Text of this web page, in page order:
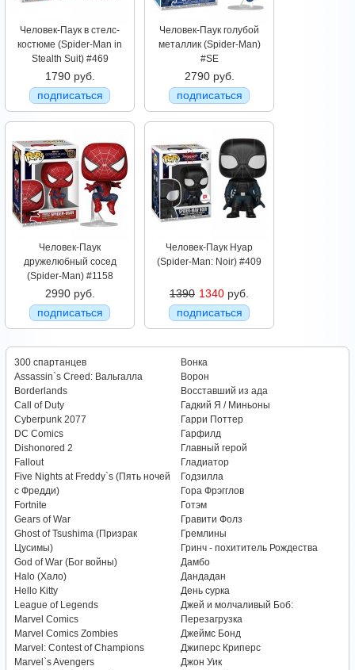
Человек-Паук в стелс-
костюме (Spider-Man in
Stealth Suit) #469
1790 руб.
подписаться
Человек-Паук голубой
металлик (Spider-Man)
#SE
2790 руб.
подписаться
Человек-Паук
дружелюбный сосед
(Spider-Man) #1158
2990 руб.
подписаться
Человек-Паук Нуар
(Spider-Man: Noir) #409
1390 1340 руб.
подписаться
300 спартанцев
Assassin`s Creed: Вальгалла
Borderlands
Call of Duty
Cyberpunk 2077
DC Comics
Dishonored 2
Fallout
Five Nights at Freddy`s (Пять ночей
с Фредди)
Fortnite
Gears of War
Ghost of Tsushima (Призрак
Цусимы)
God of War (Бог войны)
Halo (Хало)
Hello Kitty
League of Legends
Marvel Comics
Marvel Comics Zombies
Marvel: Contest of Champions
Marvel`s Avengers
Вонка
Ворон
Восставший из ада
Гадкий Я / Миньоны
Гарри Поттер
Гарфилд
Главный герой
Гладиатор
Годзилла
Гора Фрэгглов
Готэм
Гравити Фолз
Гремлины
Гринч - похититель Рождества
Дамбо
Дандадан
День сурка
Джей и молчаливый Боб:
Перезагрузка
Джеймс Бонд
Джиперс Криперс
Джон Уик